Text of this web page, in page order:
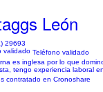
León
29693
Teléfono validado
es inglesa por lo que
tengo experiencia laboral
contratado en Cronoshare